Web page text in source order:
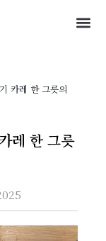
카레 한 그릇의
레 한 그릇